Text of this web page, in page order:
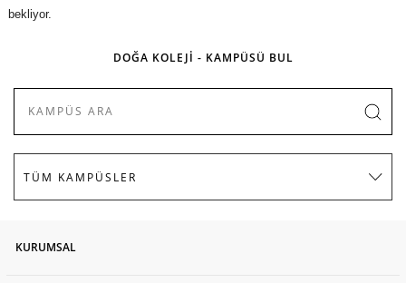
bekliyor.
DOĞA KOLEJİ - KAMPÜSÜ BUL
KURUMSAL